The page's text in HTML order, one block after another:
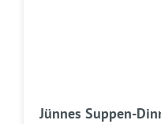
Jünnes Suppen-